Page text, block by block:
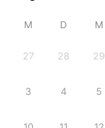
M D M
27 28 29
3 4 5